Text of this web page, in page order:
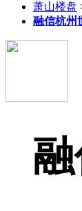
萧山楼盘
融信杭州